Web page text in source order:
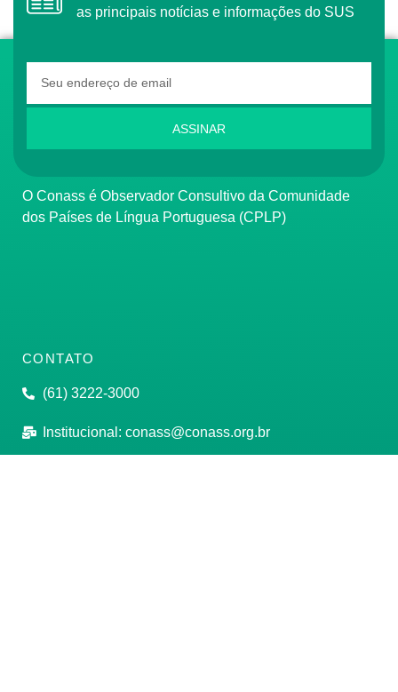
as principais notícias e informações do SUS
ASSINAR
O Conass é Observador Consultivo da Comunidade
dos Países de Língua Portuguesa (CPLP)
CONTATO
(61) 3222-3000
Institucional: conass@conass.org.br